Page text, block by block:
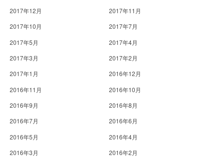
2017年12月
2017年11月
2017年10月
2017年7月
2017年5月
2017年4月
2017年3月
2017年2月
2017年1月
2016年12月
2016年11月
2016年10月
2016年9月
2016年8月
2016年7月
2016年6月
2016年5月
2016年4月
2016年3月
2016年2月